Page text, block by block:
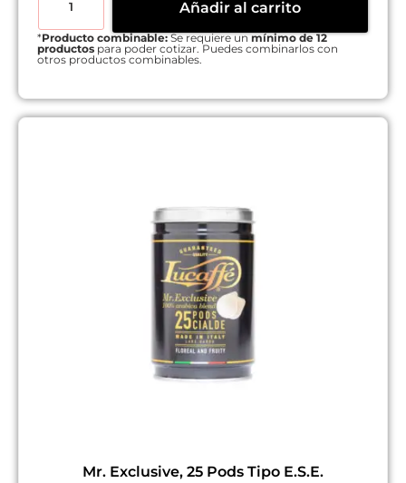
Añadir al carrito
*Producto combinable:Se requiere unmínimo de 12
productos para poder cotizar. Puedes combinarlos con
otros productos combinables.
Mr. Exclusive, 25 Pods Tipo E.S.E.